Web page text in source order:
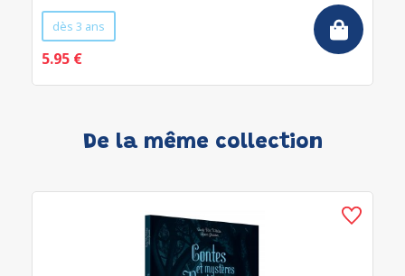
dès 3 ans
5.95 €
De la même collection